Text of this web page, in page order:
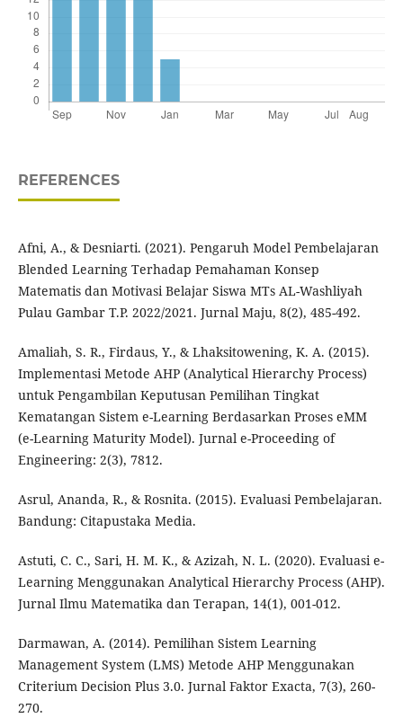
REFERENCES
Afni, A., & Desniarti. (2021). Pengaruh Model Pembelajaran
Blended Learning Terhadap Pemahaman Konsep
Matematis dan Motivasi Belajar Siswa MTs AL-Washliyah
Pulau Gambar T.P. 2022/2021. Jurnal Maju, 8(2), 485-492.
Amaliah, S. R., Firdaus, Y., & Lhaksitowening, K. A. (2015).
Implementasi Metode AHP (Analytical Hierarchy Process)
untuk Pengambilan Keputusan Pemilihan Tingkat
Kematangan Sistem e-Learning Berdasarkan Proses eMM
(e-Learning Maturity Model). Jurnal e-Proceeding of
Engineering: 2(3), 7812.
Asrul, Ananda, R., & Rosnita. (2015). Evaluasi Pembelajaran.
Bandung: Citapustaka Media.
Astuti, C. C., Sari, H. M. K., & Azizah, N. L. (2020). Evaluasi e-
Learning Menggunakan Analytical Hierarchy Process (AHP).
Jurnal Ilmu Matematika dan Terapan, 14(1), 001-012.
Darmawan, A. (2014). Pemilihan Sistem Learning
Management System (LMS) Metode AHP Menggunakan
Criterium Decision Plus 3.0. Jurnal Faktor Exacta, 7(3), 260-
270.